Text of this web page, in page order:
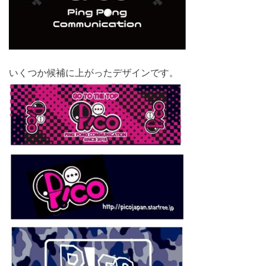
いくつか候補に上がったデザインです。